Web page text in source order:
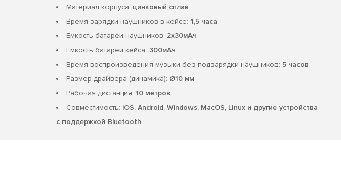
Материал корпуса: цинковый сплав
Время зарядки наушников в кейсе: 1,5 часа
Емкость батареи наушников: 2х30мAч
Емкость батареи кейса: 300мAч
Время воспроизведения музыки без подзарядки наушников: 5 часов
Размер драйвера (динамика): Ø10 мм
Рабочая дистанция: 10 метров
Совместимость: iOS, Android, Windows, MacOS, Linux и другие устройства
с поддержкой Bluetooth